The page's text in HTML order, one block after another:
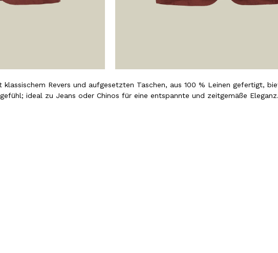
klassischem Revers und aufgesetzten Taschen, aus 100 % Leinen gefertigt,
ideal zu Jeans oder Chinos für eine entspannte und zeitgemäße Eleganz.